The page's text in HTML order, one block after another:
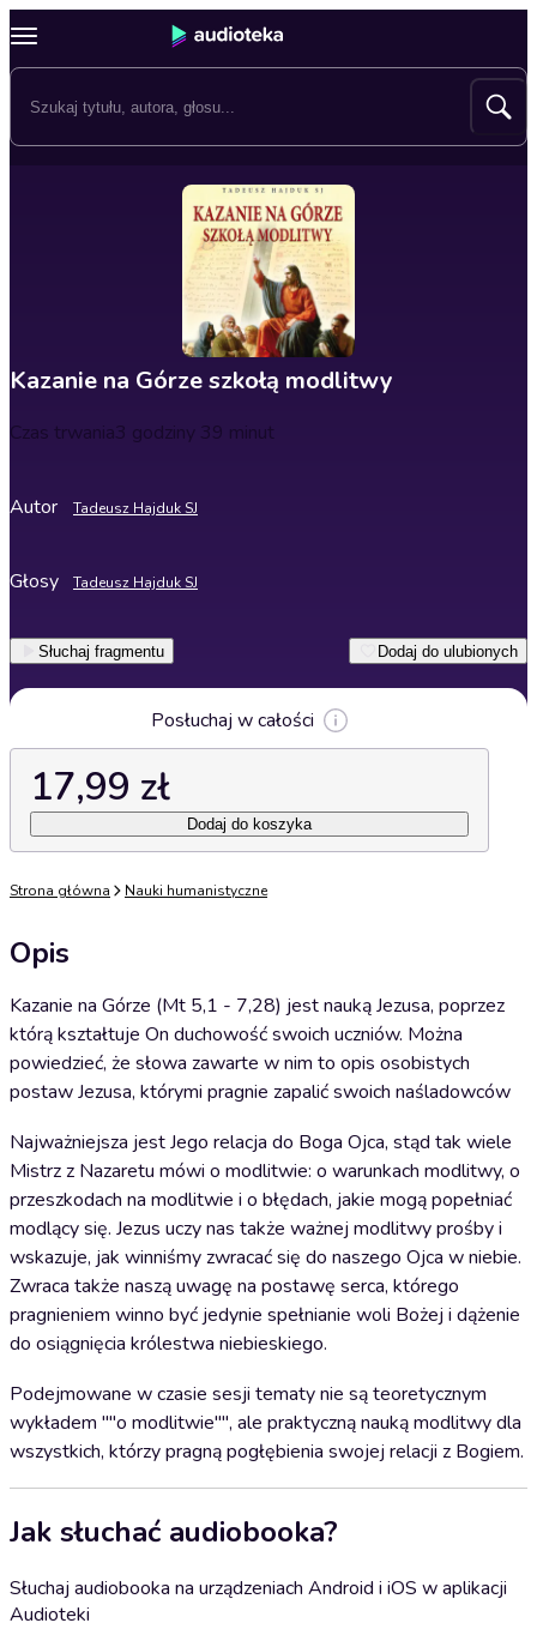
Kazanie na Górze szkołą modlitwy
Czas trwania3 godziny 39 minut
Autor Tadeusz Hajduk SJ
Głosy Tadeusz Hajduk SJ
Słuchaj fragmentu Dodaj do ulubionych
Posłuchaj w całości
17,99 zł
Dodaj do koszyka
Strona główna Nauki humanistyczne
Opis
Kazanie na Górze (Mt 5,1 - 7,28) jest nauką Jezusa, poprzez
którą kształtuje On duchowość swoich uczniów. Można
powiedzieć, że słowa zawarte w nim to opis osobistych
postaw Jezusa, którymi pragnie zapalić swoich naśladowców
Najważniejsza jest Jego relacja do Boga Ojca, stąd tak wiele
Mistrz z Nazaretu mówi o modlitwie: o warunkach modlitwy, o
przeszkodach na modlitwie i o błędach, jakie mogą popełniać
modlący się. Jezus uczy nas także ważnej modlitwy prośby i
wskazuje, jak winniśmy zwracać się do naszego Ojca w niebie.
Zwraca także naszą uwagę na postawę serca, którego
pragnieniem winno być jedynie spełnianie woli Bożej i dążenie
do osiągnięcia królestwa niebieskiego.
Podejmowane w czasie sesji tematy nie są teoretycznym
wykładem ""o modlitwie"", ale praktyczną nauką modlitwy dla
wszystkich, którzy pragną pogłębienia swojej relacji z Bogiem.
Jak słuchać audiobooka?
Słuchaj audiobooka na urządzeniach Android i iOS w aplikacji
Audioteki